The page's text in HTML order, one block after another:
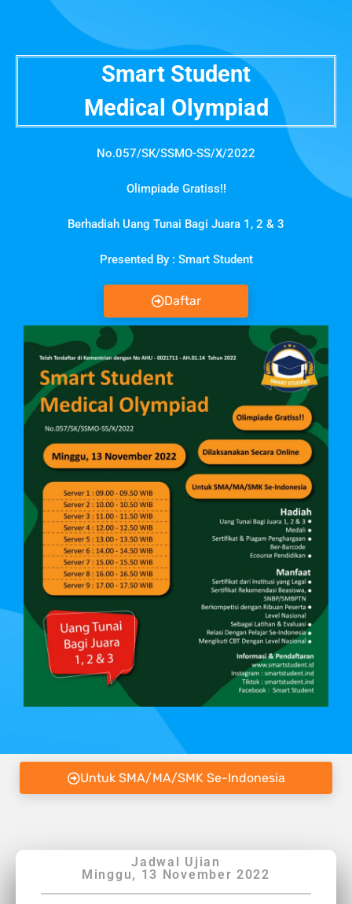
Smart Student
Medical Olympiad
No.057/SK/SSMO-SS/X/2022
Olimpiade Gratiss!!
Berhadiah Uang Tunai Bagi Juara 1, 2 & 3
Presented By : Smart Student
Daftar
Untuk SMA/MA/SMK Se-Indonesia
Jadwal Ujian
Minggu, 13 November 2022